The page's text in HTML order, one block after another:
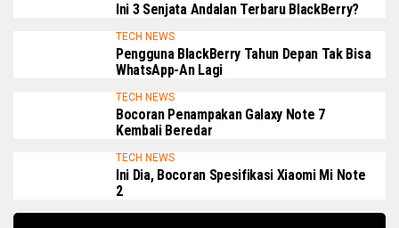
Ini 3 Senjata Andalan Terbaru BlackBerry?
TECH NEWS
Pengguna BlackBerry Tahun Depan Tak Bisa
WhatsApp-An Lagi
TECH NEWS
Bocoran Penampakan Galaxy Note 7
Kembali Beredar
TECH NEWS
Ini Dia, Bocoran Spesifikasi Xiaomi Mi Note
2